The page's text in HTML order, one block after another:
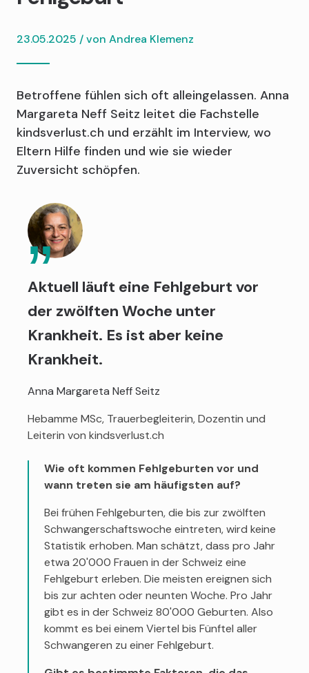
23.05.2025 / von Andrea Klemenz
Betroffene fühlen sich oft alleingelassen. Anna
Margareta Neff Seitz leitet die Fachstelle
kindsverlust.ch und erzählt im Interview, wo
Eltern Hilfe finden und wie sie wieder
Zuversicht schöpfen.
Aktuell läuft eine Fehlgeburt vor
der zwölften Woche unter
Krankheit. Es ist aber keine
Krankheit.
Anna Margareta Neff Seitz
Hebamme MSc, Trauerbegleiterin, Dozentin und
Leiterin von kindsverlust.ch
Wie oft kommen Fehlgeburten vor und
wann treten sie am häufigsten auf?
Bei frühen Fehlgeburten, die bis zur zwölften
Schwangerschaftswoche eintreten, wird keine
Statistik erhoben. Man schätzt, dass pro Jahr
etwa 20'000 Frauen in der Schweiz eine
Fehlgeburt erleben. Die meisten ereignen sich
bis zur achten oder neunten Woche. Pro Jahr
gibt es in der Schweiz 80'000 Geburten. Also
kommt es bei einem Viertel bis Fünftel aller
Schwangeren zu einer Fehlgeburt.